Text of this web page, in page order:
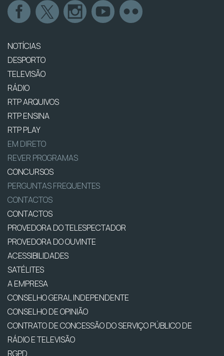
NOTÍCIAS
DESPORTO
TELEVISÃO
RÁDIO
RTP ARQUIVOS
RTP ENSINA
RTP PLAY
EM DIRETO
REVER PROGRAMAS
CONCURSOS
PERGUNTAS FREQUENTES
CONTACTOS
CONTACTOS
PROVEDORA DO TELESPECTADOR
PROVEDORA DO OUVINTE
ACESSIBILIDADES
SATÉLITES
A EMPRESA
CONSELHO GERAL INDEPENDENTE
CONSELHO DE OPINIÃO
CONTRATO DE CONCESSÃO DO SERVIÇO PÚBLICO DE
RÁDIO E TELEVISÃO
RGPD